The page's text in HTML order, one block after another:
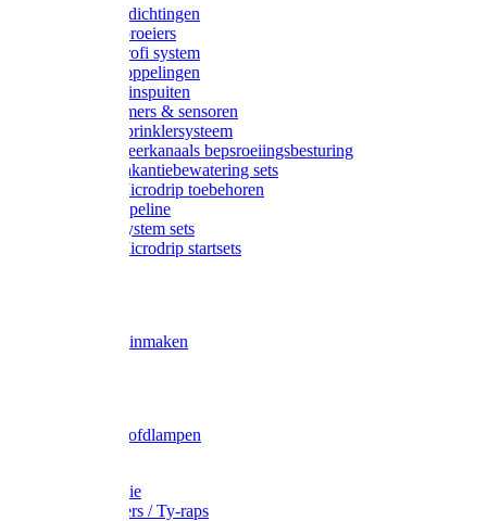
Gardena afdichtingen
Gardena sproeiers
Gardena Profi system
Gardena koppelingen
Gardena tuinspuiten
Gardena timers & sensoren
Gardena Sprinklersysteem
Gardena meerkanaals bepsroeiingsbesturing
Gardena vakantiebewatering sets
Gardena Microdrip toebehoren
Gardena Pipeline
Gardena System sets
Gardena Microdrip startsets
Wecken & inmaken
Zak- & Hoofdlampen
Tape en folie
Kabelbinders / Ty-raps